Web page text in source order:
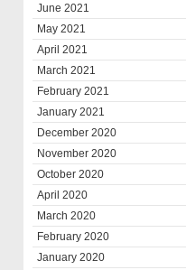
June 2021
May 2021
April 2021
March 2021
February 2021
January 2021
December 2020
November 2020
October 2020
April 2020
March 2020
February 2020
January 2020